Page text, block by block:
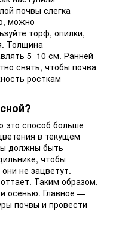
почвы слегка
можно
торф, опилки,
Толщина
5–10 см. Ранней
снять, чтобы почва
росткам
способ больше
в текущем
должны быть
чтобы
не зацветут.
Таким образом,
осенью. Главное —
почвы и провести